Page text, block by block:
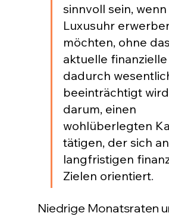
sinnvoll sein,
Luxusuhr
möchten, ohne
aktuelle
dadurch
beeinträchtigt
darum, einen
wohlüberlegten
tätigen, der sich
langfristigen
Zielen orientiert.
Niedrige Monatsraten